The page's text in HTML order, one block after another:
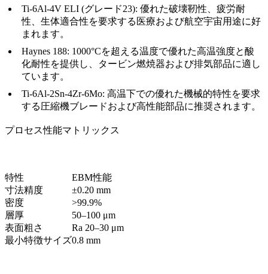
Ti-6Al-4V ELI (グレード23): 優れた破壊靭性、疲労耐
性、生体適合性を要求する医療および航空宇宙用途に好
まれます。
Haynes 188: 1000°Cを超える温度で優れた高温強度と酸
化耐性を提供し、タービン燃焼器および排気部品に適し
ています。
Ti-6Al-2Sn-4Zr-6Mo: 高温下での優れた機械的特性を要求
する圧縮機ブレードおよび高性能部品に推奨されます。
プロセス性能マトリックス
特性
EBM性能
寸法精度
±0.20 mm
密度
>99.9%
層厚
50–100 μm
表面粗さ
Ra 20–30 μm
最小特徴サイズ0.8 mm